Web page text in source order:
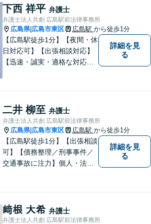
ている方は、すぐに弁護士に
ご相談ください。【JR海田市
駅から徒歩9分】
下西 祥平 弁護士
弁護士法人共創 広島駅前法律事務所
広島県| 広島市東区 広島駅 から徒歩1分
【広島駅徒歩1分】【夜間・休
日対応可】【出張相談対応】
【迅速・誠実・適格な対応】
重視しています。また、弊事
務所は迅速な対応・回答を最
優先にしています。
詳細を見
る
二井 柳至 弁護士
弁護士法人共創 広島駅前法律事務所
広島県| 広島市東区 広島駅 から徒歩1分
【広島駅徒歩1分】【出張相談
可】【債務整理／刑事事件／
交通事故に注力】個人・法人
の「平和」が実現できるよ
う、依頼者一人ひとりに寄り
詳細を見
る
﨑根 大希 弁護士
弁護士法人共創 広島駅前法律事務所